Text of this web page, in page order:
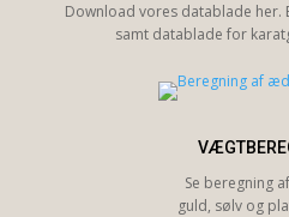
Download vores datablade her.
samt datablade for
Se beregning
guld, sølv og